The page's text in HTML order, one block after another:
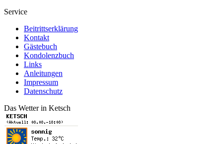
Service
Beitrittserklärung
Kontakt
Gästebuch
Kondolenzbuch
Links
Anleitungen
Impressum
Datenschutz
Das Wetter in Ketsch